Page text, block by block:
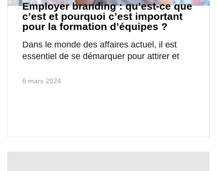
Employer branding : qu’est-ce que
c’est et pourquoi c’est important
pour la formation d’équipes ?
Dans le monde des affaires actuel, il est
essentiel de se démarquer pour attirer et
6 mars 2024